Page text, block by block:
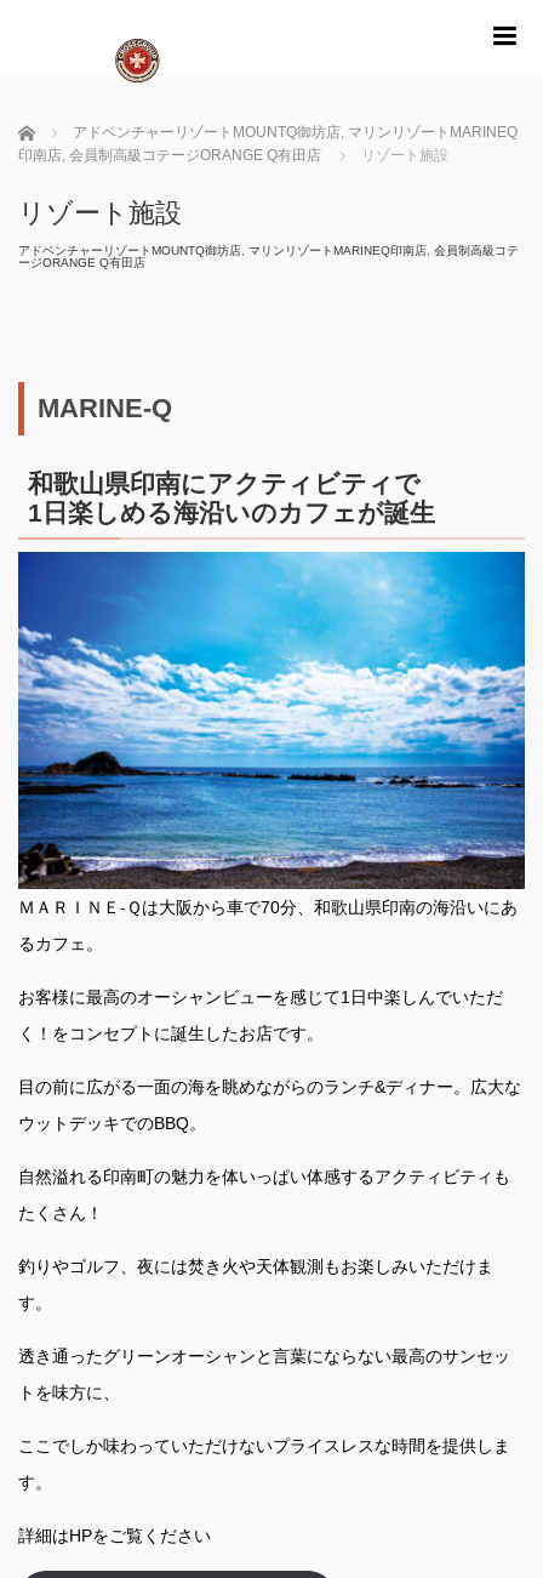
ホーム アドベンチャーリゾートMOUNTQ御坊店, マリンリゾートMARINEQ
印南店, 会員制高級コテージORANGE Q有田店 リゾート施設
リゾート施設
アドベンチャーリゾートMOUNTQ御坊店 マリンリゾートMARINEQ印南店 会員制高級コテ
ージORANGE Q有田店
MARINE-Q
和歌山県印南にアクティビティで
1日楽しめる海沿いのカフェが誕生
ＭＡＲＩＮＥ-Ｑは大阪から車で70分、和歌山県印南の海沿いにあ
るカフェ。
お客様に最高のオーシャンビューを感じて1日中楽しんでいただ
く！をコンセプトに誕生したお店です。
目の前に広がる一面の海を眺めながらのランチ&ディナー。広大な
ウットデッキでのBBQ。
自然溢れる印南町の魅力を体いっぱい体感するアクティビティも
たくさん！
釣りやゴルフ、夜には焚き火や天体観測もお楽しみいただけま
す。
透き通ったグリーンオーシャンと言葉にならない最高のサンセッ
トを味方に、
ここでしか味わっていただけないプライスレスな時間を提供しま
す。
詳細はHPをご覧ください